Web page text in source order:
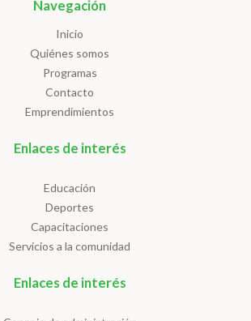
Navegación
Inicio
Quiénes somos
Programas
Contacto
Emprendimientos
Enlaces de interés
Educación
Deportes
Capacitaciones
Servicios a la comunidad
Enlaces de interés